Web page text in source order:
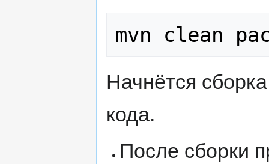
Начнётся
кода.
После сборки